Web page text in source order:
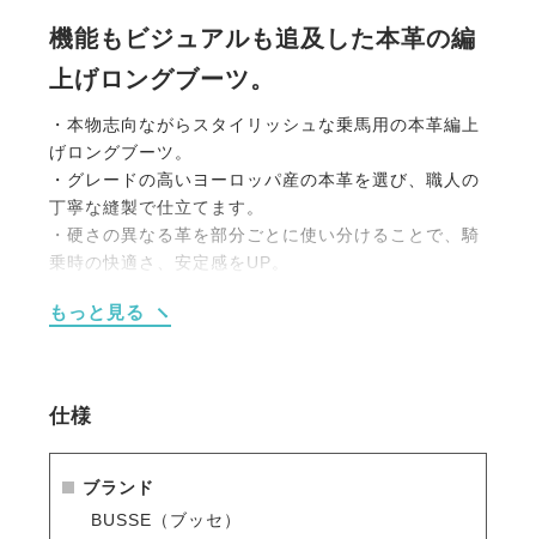
機能もビジュアルも追及した本革の編
上げロングブーツ。
・本物志向ながらスタイリッシュな乗馬用の本革編上
げロングブーツ。
・グレードの高いヨーロッパ産の本革を選び、職人の
丁寧な縫製で仕立てます。
・硬さの異なる革を部分ごとに使い分けることで、騎
乗時の快適さ、安定感をUP。
もこだわった洗練されたブーツ。
着脱がスムーズになるように設計。
・安定感を高め、一日中履いても疲れにくい衝撃吸収
の効果が高いインソールを採用。
・ライディングウエアや馬具と合わせてコーデが楽し
もっと見る
仕様
ブランド
BUSSE（ブッセ）